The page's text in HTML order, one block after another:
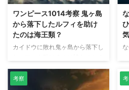
ワンピース1014考察 鬼ヶ島
から落下したルフィを助け
たのは海王類？
カイドウに敗れ鬼ヶ島から落下し
ワンピース第1014話でカイドウ
に敗れたルフィは気絶状態で鬼ヶ
島から落下。カイドウの能力で空
考察